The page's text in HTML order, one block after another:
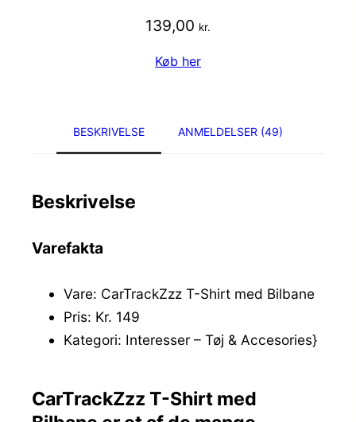
139,00 kr.
Køb her
BESKRIVELSE ANMELDELSER (49)
Beskrivelse
Varefakta
Vare: CarTrackZzz T-Shirt med Bilbane
Pris: Kr. 149
Kategori: Interesser – Tøj & Accesories}
CarTrackZzz T-Shirt med